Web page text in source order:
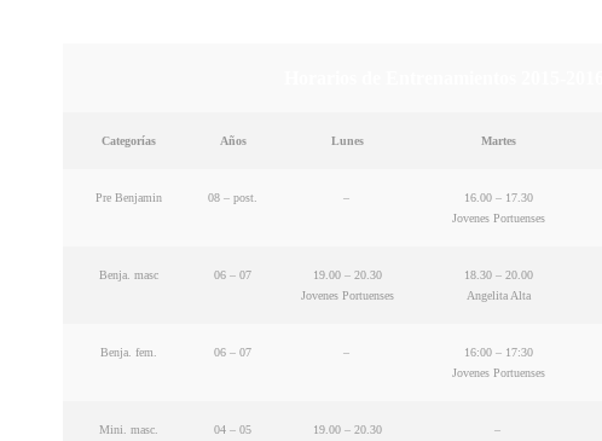
Categorías Años Lunes Martes
Pre Benjamin 08 – post. –
16.00 – 17.30
Jovenes Portuenses
Benja. masc 06 – 07
19.00 – 20.30
Jovenes Portuenses
18.30 – 20.00
Angelita Alta
Benja. fem. 06 – 07 –
16:00 – 17:30
Jovenes Portuenses
Mini. masc. 04 – 05
19.00 – 20.30
–